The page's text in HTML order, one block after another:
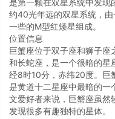
约40光年远的双星系统，
一些的M型红矮星组成。
位置信息
巨蟹座位于双子座和狮子座
和长蛇座，是一个很暗的
经8时10分，赤纬20度。巨
是黄道十二星座中最暗的
文爱好者来说，巨蟹座虽然
发现很多有趣独特的星体。